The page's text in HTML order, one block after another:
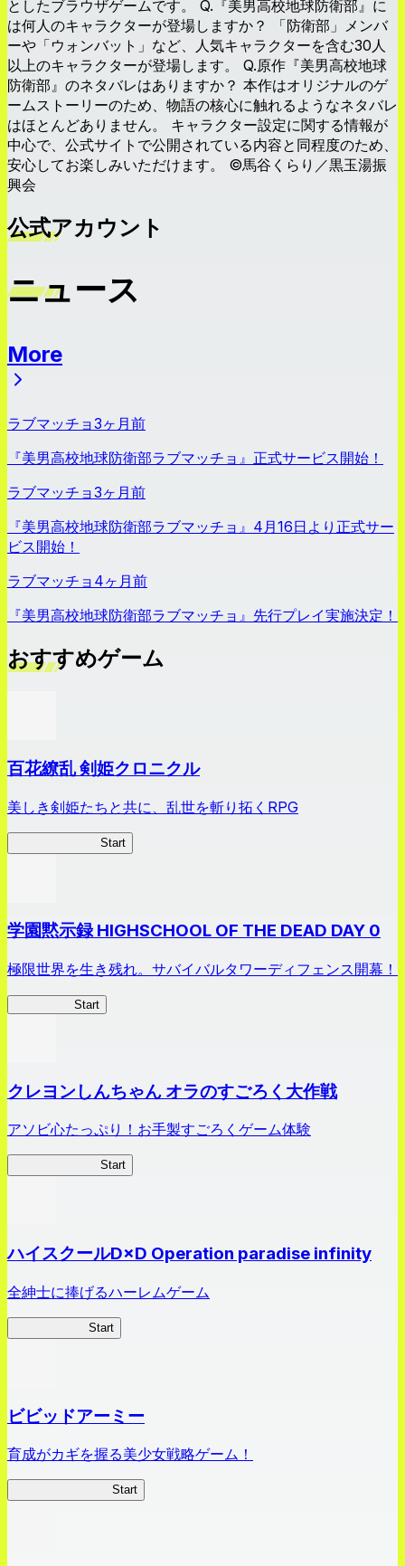
としたブラウザゲームです。 Q.『美男高校地球防衛部』に
は何人のキャラクターが登場しますか？ 「防衛部」メンバ
ーや「ウォンバット」など、人気キャラクターを含む30人
以上のキャラクターが登場します。 Q.原作『美男高校地球
防衛部』のネタバレはありますか？ 本作はオリジナルのゲ
ームストーリーのため、物語の核心に触れるようなネタバレ
はほとんどありません。 キャラクター設定に関する情報が
中心で、公式サイトで公開されている内容と同程度のため、
安心してお楽しみいただけます。 ©馬谷くらり／黒玉湯振
興会
公式アカウント
ニュース
More
ラブマッチョ3ヶ月前
『美男高校地球防衛部ラブマッチョ』正式サービス開始！
ラブマッチョ3ヶ月前
『美男高校地球防衛部ラブマッチョ』4月16日より正式サー
ビス開始！
ラブマッチョ 4ヶ月前
『美男高校地球防衛部ラブマッチョ』先行プレイ実施決定！
おすすめゲーム
百花繚乱 剣姫クロニクル
美しき剣姫たちと共に、乱世を斬り拓くRPG
Start
学園黙示録 HIGHSCHOOL OF THE DEAD DAY 0
極限世界を生き残れ。サバイバルタワーディフェンス開幕！
Start
クレヨンしんちゃん オラのすごろく大作戦
アソビ心たっぷり！お手製すごろくゲーム体験
Start
ハイスクールD×D Operation paradise infinity
全紳士に捧げるハーレムゲーム
Start
ビビッドアーミー
育成がカギを握る美少女戦略ゲーム！
Start